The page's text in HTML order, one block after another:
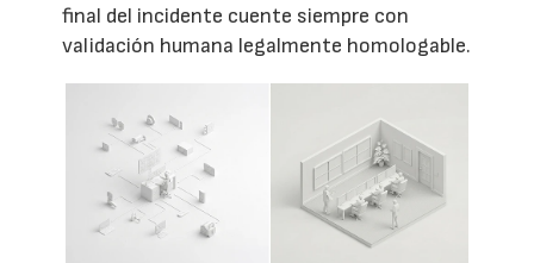
final del incidente cuente siempre con
validación humana legalmente homologable.